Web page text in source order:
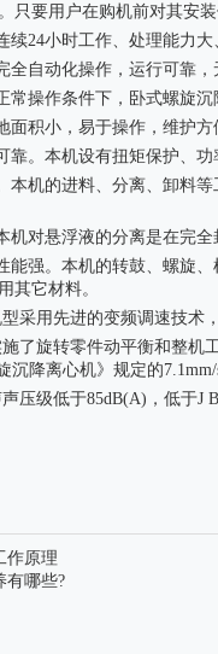
落地系统
只要用户在购机前对其安
续24小时工作、处理能力
全自动化操作，运行可靠
常操作条件下，卧式螺旋
面积小，易于操作，维护
靠。本机设有扭矩保护、
本机的进料、分离、卸料
机对悬浮液的分离是在完
能强。本机的转鼓、螺旋
其它材料。
采用先进的变频调速技术
了旋转零件动平衡和整机
沉降离心机》规定的7.1mm/s
压级低于85dB(A)，低于J
作原理
有哪些?